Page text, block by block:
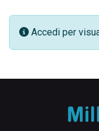
Accedi per